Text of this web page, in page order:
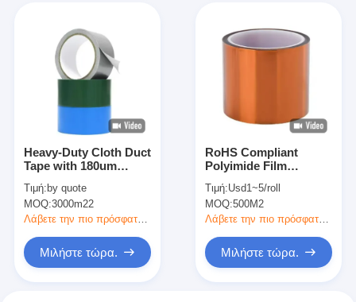
Heavy-Duty Cloth Duct
Tape with 180um
Adhesive and
85N/25mm Tensile
Strength
Τιμή: by quote
MOQ:3000m22
Λάβετε την πιο πρόσφατη τιμή
Μιλήστε τώρα.
RoHS Compliant
Polyimide Film
Long Term 180℃
Working Temperature
and Tensile Strength
Τιμή:Usd1~5/roll
MOQ:500M2
Λάβετε την πιο πρόσφατη τιμή
Μιλήστε τώρα.